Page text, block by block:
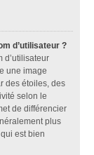
d’utilisateur ?
d’utilisateur
une image
des étoiles, des
selon le
de différencier
plus
est bien